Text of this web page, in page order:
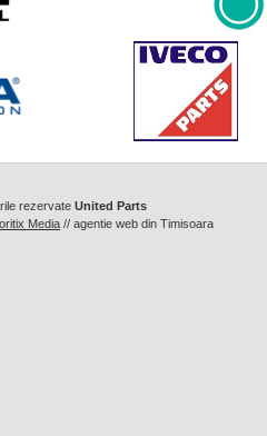
rezervate United Parts
Media // agentie web din Timisoara